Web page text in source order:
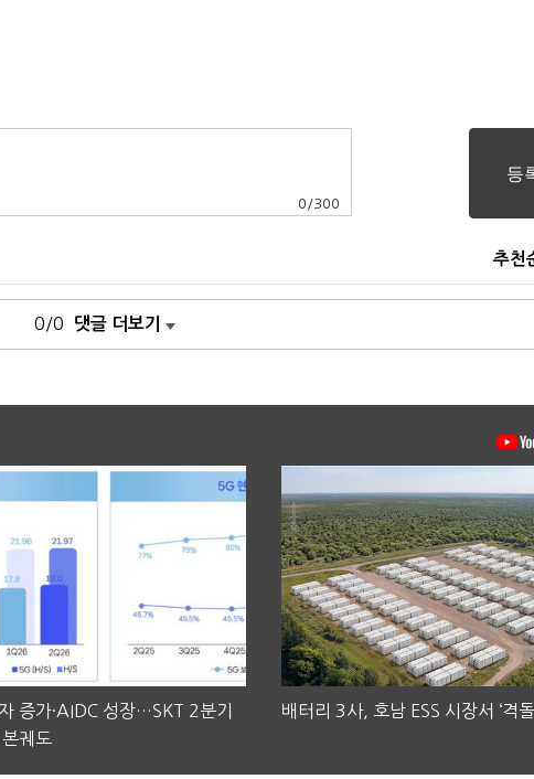
0 /300
추천
0/0 댓글 더보기
증가·AIDC 성장…SKT 2분기
궤도
배터리 3사, 호남 ESS 시장서 ‘격돌